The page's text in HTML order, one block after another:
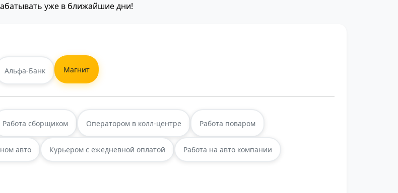
уже в ближайшие дни!
Альфа-Банк Магнит
Работа сборщиком Оператором в колл-центре Работа поваром
авто Курьером с ежедневной оплатой Работа на авто компании